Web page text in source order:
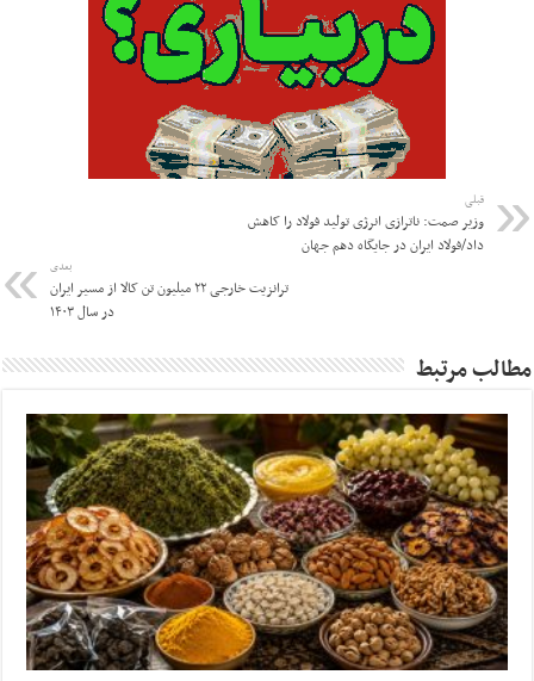
قبلی
وزیر صمت: ناترازی انرژی تولید فولاد را کاهش
داد/فولاد ایران در جایگاه دهم جهان
بعدی
ترانزیت خارجی ۲۲ میلیون تن کالا از مسیر ایران
در سال ۱۴۰۳
مطالب مرتبط